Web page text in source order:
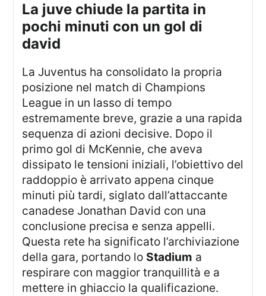
la juve chiude la partita in
pochi minuti con un gol di
david
La Juventus ha consolidato la propria
posizione nel match di Champions
League in un lasso di tempo
estremamente breve, grazie a una rapida
sequenza di azioni decisive. Dopo il
primo gol di McKennie, che aveva
dissipato le tensioni iniziali, l’obiettivo del
raddoppio è arrivato appena cinque
minuti più tardi, siglato dall’attaccante
canadese Jonathan David con una
conclusione precisa e senza appelli.
Questa rete ha significato l’archiviazione
della gara, portando lo Stadium a
respirare con maggior tranquillità e a
mettere in ghiaccio la qualificazione.